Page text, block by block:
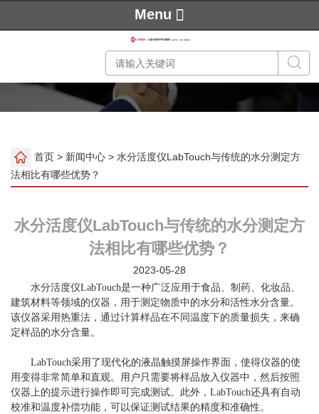
Menu
首页 > 新闻中心 > 水分活度仪LabTouch与传统的水分测定方
法相比有哪些优势？
水分活度仪LabTouch与传统的水分测定方
法相比有哪些优势？
2023-05-28
水分活度仪LabTouch是一种广泛应用于食品、制药、化妆品、
建筑材料等领域的仪器，用于测定物质中的水分和活性水分含量。
该仪器采用热重法，通过计算样品在不同温度下的质量损失，来确
定样品的水分含量。
LabTouch采用了现代化的液晶触摸屏操作界面，使得仪器的使
用变得非常简单和直观。用户只需要将样品放入仪器中，然后按照
仪器上的提示进行操作即可完成测试。此外，LabTouch还具有自动
校准和温度补偿功能，可以保证测试结果的精度和准确性。